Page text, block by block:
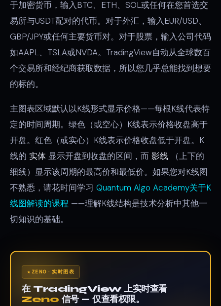
于加密货币，输入BTC、ETH、SOL或任何在您首选交
易所与USDT配对的代币。对于外汇，输入EUR/USD、
GBP/JPY或任何主要货币对。对于股票，输入公司代码
如AAPL、TSLA或NVDA。TradingView自动从全球数百
个交易所和经纪商获取数据，所以您几乎总能找到想要
的标的。
主图表区域默认以K线形式显示价格——每根K线代表特
定的时间周期。绿色（或空心）K线表示价格收盘高于
开盘。红色（或实心）K线表示价格收盘低于开盘。K
线的 实体 显示开盘到收盘的区间，而 影线 （上下的
细线）显示该周期的最高价和最低价。如果您对K线图
不熟悉，请花时间学习 Quantum Algo Academy关于K
线图解读的课程 ——理解K线结构是技术分析中其他一
切知识的基础。
ZENO · 实时图表
在 TradingView 上实时查看
Zeno 信号 — 仅查看权限。